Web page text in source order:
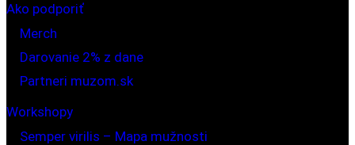
Ako podporiť
Merch
Darovanie 2% z dane
Partneri muzom.sk
Workshopy
Semper virilis – Mapa mužnosti